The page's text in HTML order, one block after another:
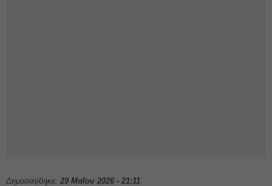
Δημοσιεύθηκε: 29 Μαΐου 2026 - 21:11